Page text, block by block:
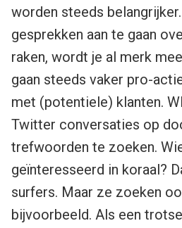
worden steeds
gesprekken aan te gaan
raken, wordt je al merk
gaan steeds vaker pro-
met (potentiele) klanten.
Twitter conversaties op
trefwoorden te zoeken.
geïnteresseerd in koraal?
surfers. Maar ze zoeken
bijvoorbeeld. Als een